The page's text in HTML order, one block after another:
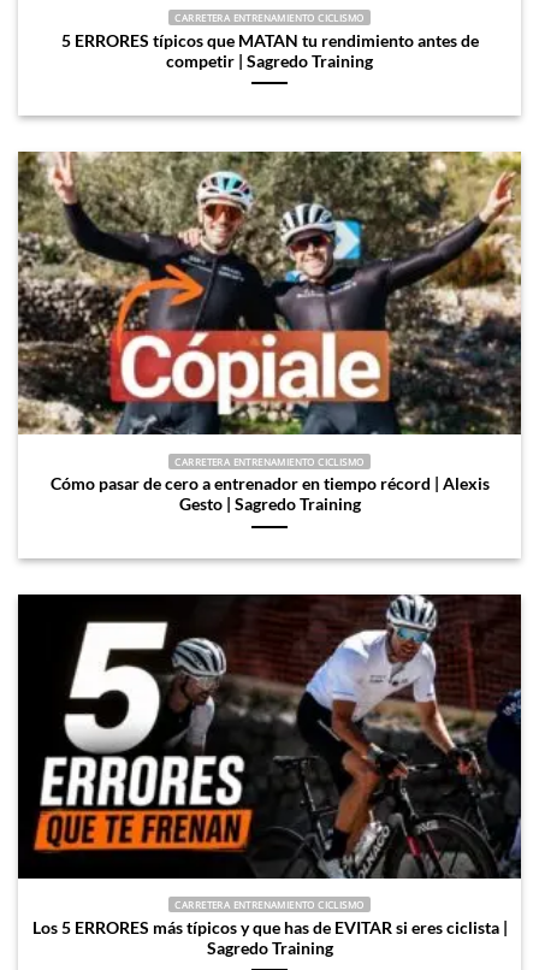
CARRETERA ENTRENAMIENTO CICLISMO
5 ERRORES típicos que MATAN tu rendimiento antes de
competir | Sagredo Training
CARRETERA ENTRENAMIENTO CICLISMO
Cómo pasar de cero a entrenador en tiempo récord | Alexis
Gesto | Sagredo Training
CARRETERA ENTRENAMIENTO CICLISMO
Los 5 ERRORES más típicos y que has de EVITAR si eres ciclista |
Sagredo Training